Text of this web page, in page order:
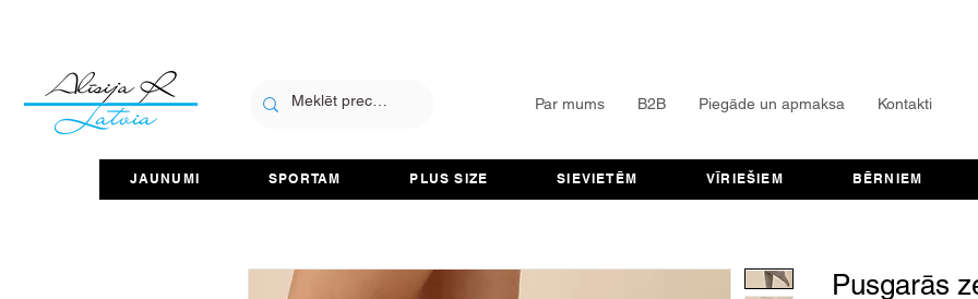
Par mums B2B Piegāde un apmaksa Kontakti
JAUNUMI SPORTAM PLUS SIZE SIEVIETĒM VĪRIEŠIEM BĒRNIEM
Pusgarās